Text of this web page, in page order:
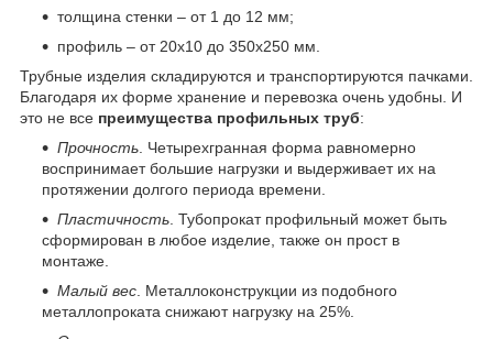
толщина стенки – от 1 до 12 мм;
профиль – от 20х10 до 350х250 мм.
Трубные изделия складируются и транспортируются пачками.
Благодаря их форме хранение и перевозка очень удобны. И
это не все преимущества профильных труб:
Прочность . Четырехгранная форма равномерно
воспринимает большие нагрузки и выдерживает их на
протяжении долгого периода времени.
Пластичность . Тубопрокат профильный может быть
сформирован в любое изделие, также он прост в
монтаже.
Малый вес . Металлоконструкции из подобного
металлопроката снижают нагрузку на 25%.